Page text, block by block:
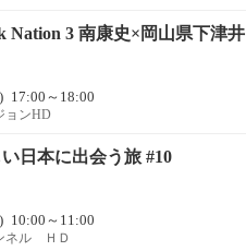
Nation 3 南康史×岡山県下津井
17:00～18:00
ョンHD
日本に出会う旅 #10
10:00～11:00
ネル ＨＤ